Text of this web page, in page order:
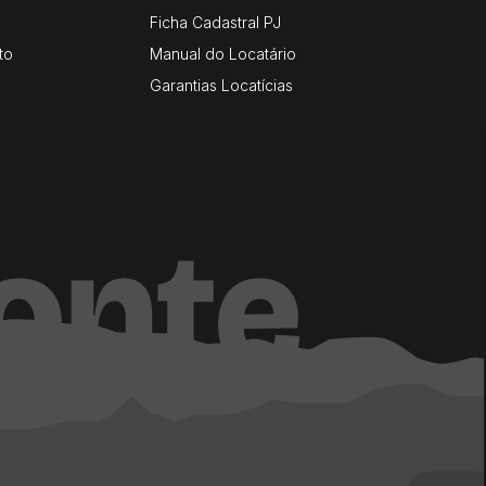
Ficha Cadastral PJ
Manual do Locatário
Garantias Locatícias